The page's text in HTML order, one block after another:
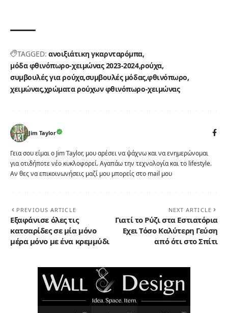
TAGGED: ανοιξιάτικη γκαρνταρόμπα
μόδα φθινόπωρο-χειμώνας 2023-2024ρούχα
συμβουλές για ρούχα συμβουλές μόδαςφθινόπωρο
χειμώναςχρώματα ρούχων φθινόπωρο-χειμώνας
Jim Taylor
Γεια σου είμαι ο Jim Taylor, μου αρέσει να ψάχνω και να ενημερώνομαι
για οτιδήποτε νέο κυκλοφορεί. Αγαπάω την τεχνολογία και το lifestyle.
Αν θες να επικοινωνήσεις μαζί μου μπορείς στο mail μου
PREVIOUS ARTICLE
Εξαφάνισε όλες τις
κατσαρίδες σε μία μόνο
μέρα μόνο με ένα κρεμμύδι
NEXT ARTICLE
Γιατί το Ρύζι στα Εστιατόρια
Εχει Τόσο Καλύτερη Γεύση
από ότι στο Σπίτι